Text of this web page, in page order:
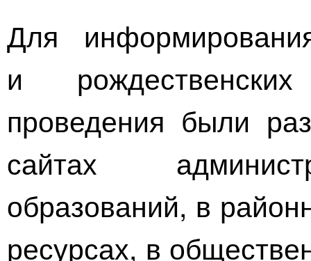
Для
и
проведения были
сайтах
образований, в
ресурсах, в